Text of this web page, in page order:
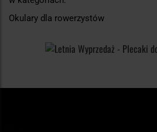
Okulary dla rowerzystów